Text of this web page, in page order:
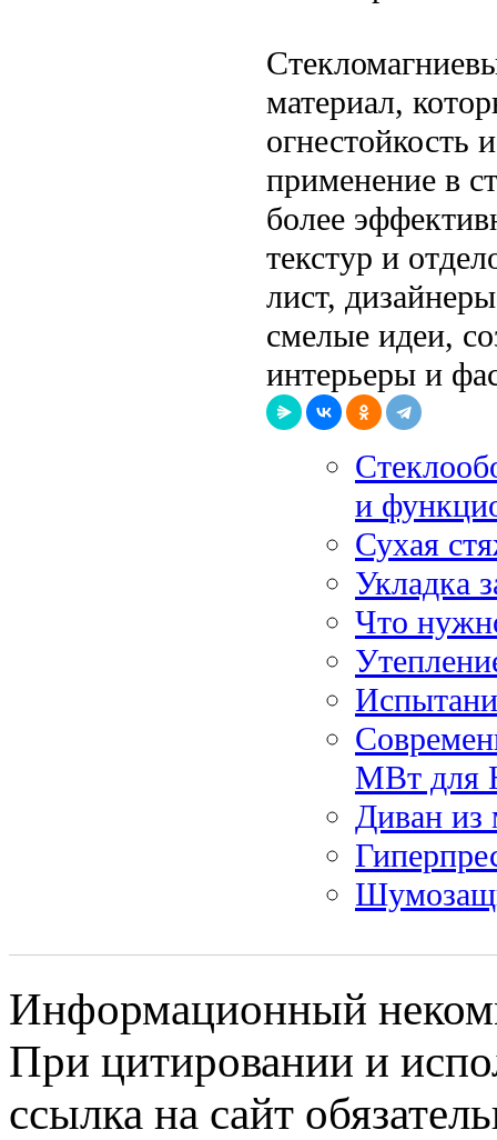
материал,
огнестойкость
применение в
более
текстур и
лист,
смелые идеи,
интерьеры и
и
Сухая
Укладка
Что
МВт для
Диван из
Информационный
При цитировании и
ссылка на сайт